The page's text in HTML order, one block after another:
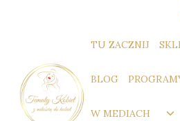
TU ZACZNIJ
BLOG
W MEDIACH